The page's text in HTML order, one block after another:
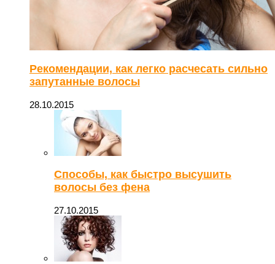
Рекомендации, как легко расчесать сильно
запутанные волосы
28.10.2015
Способы, как быстро высушить
волосы без фена
27.10.2015